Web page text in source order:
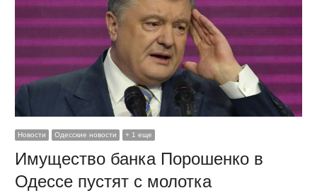
Новости Одесские новости + 1 еще
Имущество банка Порошенко в
Одессе пустят с молотка